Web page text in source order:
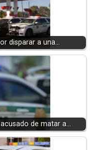
disparar a una…
de matar a…